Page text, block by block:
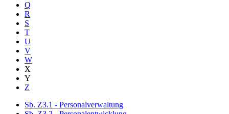
Q
R
S
T
U
V
W
X
Y
Z
Sb. Z3.1 - Personalverwaltung